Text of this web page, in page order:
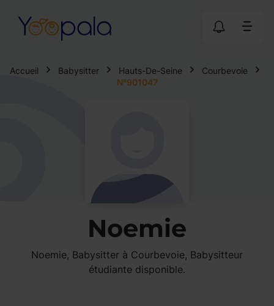
Accueil Babysitter Hauts-De-Seine
Courbevoie
N°901047
Noemie
Noemie, Babysitter à Courbevoie, Babysitteur
étudiante disponible.